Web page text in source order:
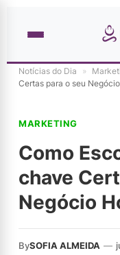
Notícias do Dia »
Certas para o seu
MARKETING
Como
chave
Negócio
BySOFIA ALMEIDA —